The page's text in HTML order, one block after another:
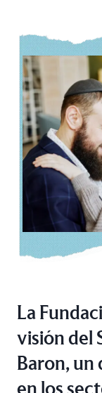
La
visión del
Baron, un
en los